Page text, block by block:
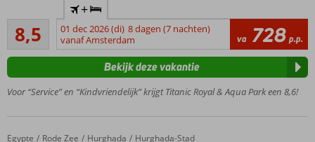
het
strand
Uitstekende
voor een
prijs
8,5
Aanrader
92
beoordelingen
+
01 dec 2026 (di) 8 dagen (7 nachten)
vanaf Amsterdam
va 728 p.p.
Voor “Service” en “Kindvriendelijk” krijgt Titanic Royal & Aqua Park een 8,6!
Bekijk deze vakantie
Home
Egypte Rode Zee Hurghada Hurghada-Stad
Beach Albatros Resort